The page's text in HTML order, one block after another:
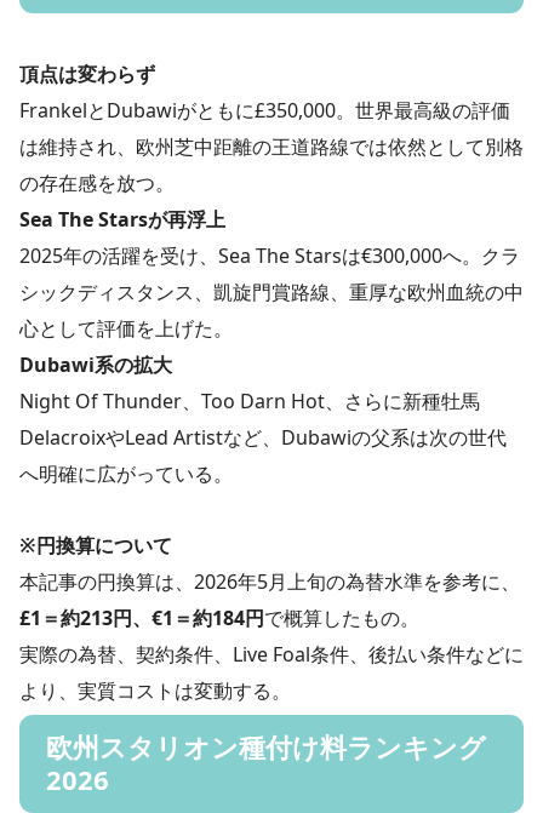
頂点は変わらず
FrankelとDubawiがともに£350,000。世界最高級の評価
は維持され、欧州芝中距離の王道路線では依然として別格
の存在感を放つ。
Sea The Starsが再浮上
2025年の活躍を受け、Sea The Starsは€300,000へ。クラ
シックディスタンス、凱旋門賞路線、重厚な欧州血統の中
心として評価を上げた。
Dubawi系の拡大
Night Of Thunder、Too Darn Hot、さらに新種牡馬
DelacroixやLead Artistなど、Dubawiの父系は次の世代
へ明確に広がっている。
※円換算について
本記事の円換算は、2026年5月上旬の為替水準を参考に、
£1＝約213円、€1＝約184円で概算したもの。
実際の為替、契約条件、Live Foal条件、後払い条件などに
より、実質コストは変動する。
欧州スタリオン種付け料ランキング
2026